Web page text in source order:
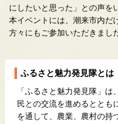
にしたいと思った」との声を
本イベントには、潮来市内だ
方々にもご参加いただきまし
ふるさと魅力発見隊とは
「ふるさと魅力発見隊」
民との交流を進めるととも
を通して、農業、農村の持